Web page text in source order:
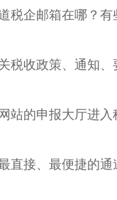
税企邮箱在哪？
税收政策、通知
站的申报大厅进入
直接、最便捷的